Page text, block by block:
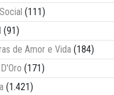
(111)
(91)
de Amor e Vida (184)
(171)
(1.421)